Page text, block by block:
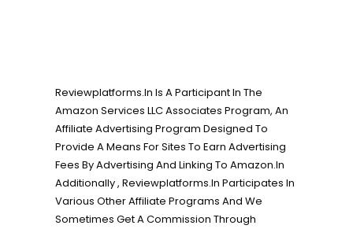
Reviewplatforms.In Is A Participant In The
Amazon Services LLC Associates Program, An
Affiliate Advertising Program Designed To
Provide A Means For Sites To Earn Advertising
Fees By Advertising And Linking To Amazon.In
Additionally , Reviewplatforms.In Participates In
Various Other Affiliate Programs And We
Sometimes Get A Commission Through